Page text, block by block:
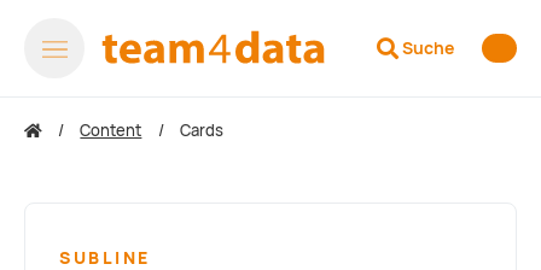
Suche
Content Cards
SUBLINE